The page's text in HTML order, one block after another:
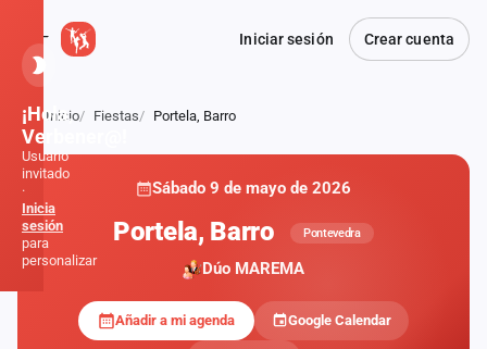
Iniciar sesión Crear cuenta
Atrás
Inicio Fiestas Portela, Barro
Sábado 9 de mayo de 2026
Portela, Barro Pontevedra
Dúo MAREMA
Añadir a mi agenda Google Calendar
¡Hola,
Verbener@!
Usuario
invitado
·
Inicia
sesión
para
personalizar